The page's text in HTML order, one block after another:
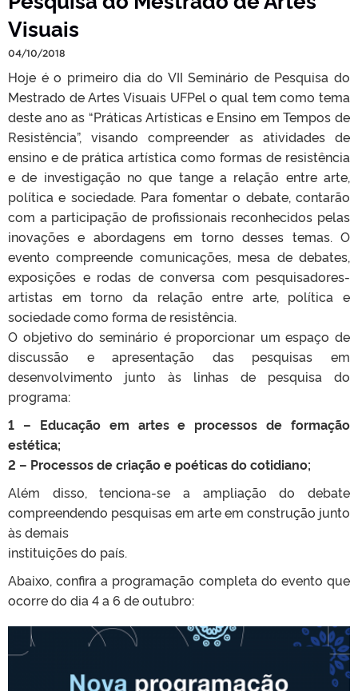
Visuais
04/10/2018
Hoje é o primeiro dia do VII Seminário de Pesquisa do
Mestrado de Artes Visuais UFPel o qual tem como tema
deste ano as “Práticas Artísticas e Ensino em Tempos de
Resistência”, visando compreender as atividades de
ensino e de prática artística como formas de resistência
e de investigação no que tange a relação entre arte,
política e sociedade. Para fomentar o debate, contarão
com a participação de profissionais reconhecidos pelas
inovações e abordagens em torno desses temas. O
evento compreende comunicações, mesa de debates,
exposições e rodas de conversa com pesquisadores-
artistas em torno da relação entre arte, política e
sociedade como forma de resistência.
O objetivo do seminário é proporcionar um espaço de
discussão e apresentação das pesquisas em
desenvolvimento junto às linhas de pesquisa do
programa:
1 – Educação em artes e processos de formação
estética;
2 – Processos de criação e poéticas do cotidiano;
Além disso, tenciona-se a ampliação do debate
compreendendo pesquisas em arte em construção junto
às demais
instituições do país.
Abaixo, confira a programação completa do evento que
ocorre do dia 4 a 6 de outubro: